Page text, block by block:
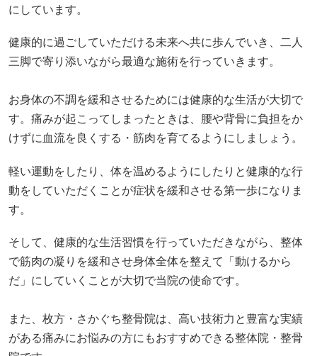
にしています。
健康的に過ごしていただける未来へ共に歩んでいき、二人
三脚で寄り添いながら最適な施術を行っていきます。
お身体の不調を緩和させるためには健康的な生活が大切で
す。痛みが起こってしまったときは、腰や背骨に負担をか
けずに血流を良くする・筋肉を育てるようにしましょう。
軽い運動をしたり、体を温めるようにしたりと健康的な行
動をしていただくことが症状を緩和させる第一歩になりま
す。
そして、健康的な生活習慣を行っていただきながら、整体
で筋肉の凝りを緩和させ身体全体を整えて「動けるから
だ」にしていくことが大切で当院の使命です。
また、枚方・さかぐち整骨院は、高い技術力と豊富な実績
がある痛みにお悩みの方にもおすすめできる整体院・整骨